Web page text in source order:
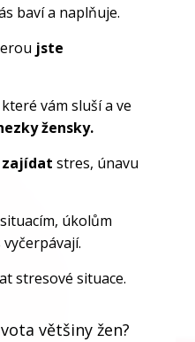
baví a naplňuje.
jste
vám sluší a ve
žensky.
stres, únavu
úkolům
stresové situace.
většiny žen?